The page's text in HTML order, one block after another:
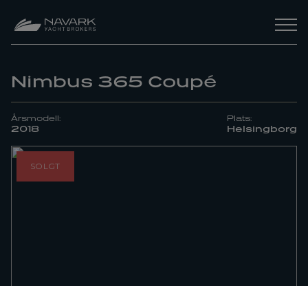
Nimbus 365 Coupé
Årsmodell:
2018
Plats:
Helsingborg
SOLGT